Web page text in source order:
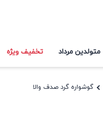
متولدین مرداد تخفیف ویژه
گوشواره گرد صدف والا